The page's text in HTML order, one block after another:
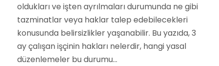
oldukları ve işten ayrılmaları durumunda ne gibi
tazminatlar veya haklar talep edebilecekleri
konusunda belirsizlikler yaşanabilir. Bu yazıda, 3
ay çalışan işçinin hakları nelerdir, hangi yasal
düzenlemeler bu durumu...